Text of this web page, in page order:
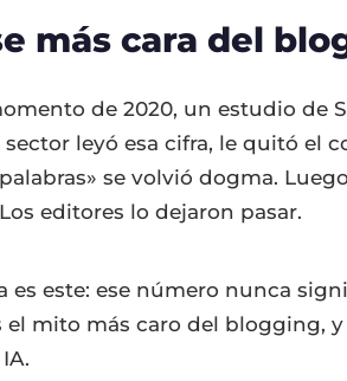
más cara del
de 2020, un estudio de
sector leyó esa cifra, le quitó
se volvió dogma.
editores lo dejaron pasar.
es este: ese número nunca
el mito más caro del blogging,